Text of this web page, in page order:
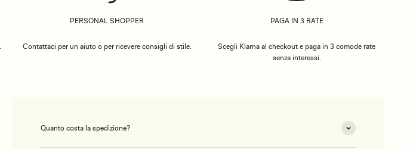
PERSONAL SHOPPER
Contattaci per un aiuto o per ricevere consigli di stile.
PAGA IN 3 RATE
Scegli Klarna al checkout e paga in 3 comode rate
senza interessi.
Quanto costa la spedizione?